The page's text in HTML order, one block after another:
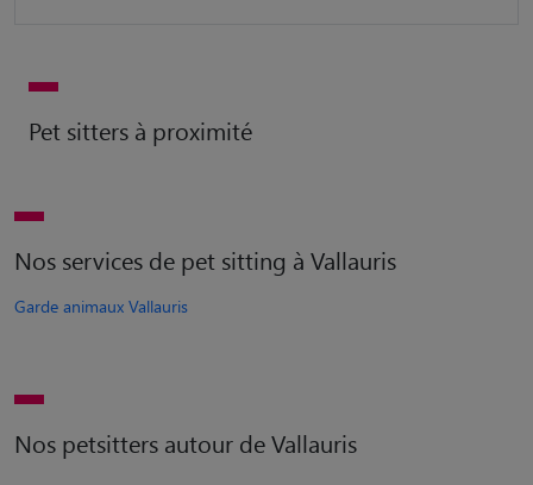
Pet sitters à proximité
Nos services de pet sitting à Vallauris
Garde animaux Vallauris
Nos petsitters autour de Vallauris